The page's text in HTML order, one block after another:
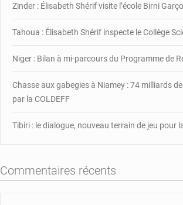
médicaux
lutter
la
19
Zinder : Élisabeth Shérif visite l’école Birni
Tahoua : Élisabeth Shérif inspecte le Collège
Niger : Bilan à mi-parcours du Programme de
Chasse aux gabegies à Niamey : 74 milliards
par la COLDEFF
Tibiri : le dialogue, nouveau terrain de jeu pour
Commentaires récents